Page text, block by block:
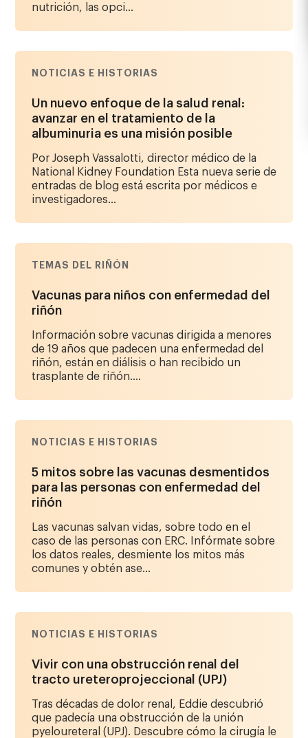
nutrición, las opci...
NOTICIAS E HISTORIAS
Un nuevo enfoque de la salud renal:
avanzar en el tratamiento de la
albuminuria es una misión posible
Por Joseph Vassalotti, director médico de la
National Kidney Foundation Esta nueva serie de
entradas de blog está escrita por médicos e
investigadores...
TEMAS DEL RIÑÓN
Vacunas para niños con enfermedad del
riñón
Información sobre vacunas dirigida a menores
de 19 años que padecen una enfermedad del
riñón, están en diálisis o han recibido un
trasplante de riñón....
NOTICIAS E HISTORIAS
5 mitos sobre las vacunas desmentidos
para las personas con enfermedad del
riñón
Las vacunas salvan vidas, sobre todo en el
caso de las personas con ERC. Infórmate sobre
los datos reales, desmiente los mitos más
comunes y obtén ase...
NOTICIAS E HISTORIAS
Vivir con una obstrucción renal del
tracto ureteroprojeccional (UPJ)
Tras décadas de dolor renal, Eddie descubrió
que padecía una obstrucción de la unión
pyeloureteral (UPJ). Descubre cómo la cirugía le